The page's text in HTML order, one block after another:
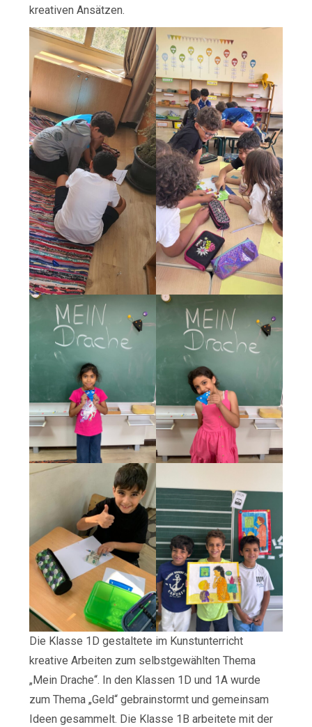
kreativen Ansätzen.
Die Klasse 1D gestaltete im Kunstunterricht
kreative Arbeiten zum selbstgewählten Thema
„Mein Drache“. In den Klassen 1D und 1A wurde
zum Thema „Geld“ gebrainstormt und gemeinsam
Ideen gesammelt. Die Klasse 1B arbeitete mit der